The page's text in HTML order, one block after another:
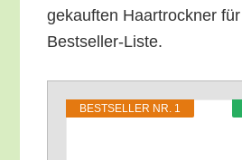
ge­kauf­ten Haar­trock­ner
Bestseller-Liste.
BEST­SEL­LER NR. 1